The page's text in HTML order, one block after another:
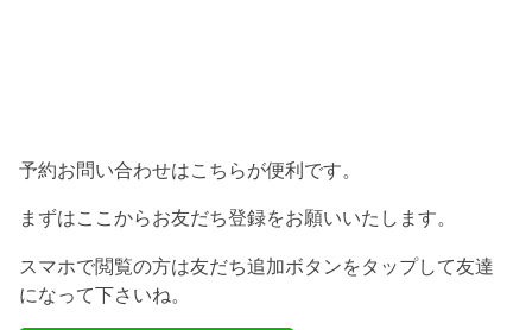
予約お問い合わせはこちらが便利です。
まずはここからお友だち登録をお願いいたします。
スマホで閲覧の方は友だち追加ボタンをタップして友達
になって下さいね。